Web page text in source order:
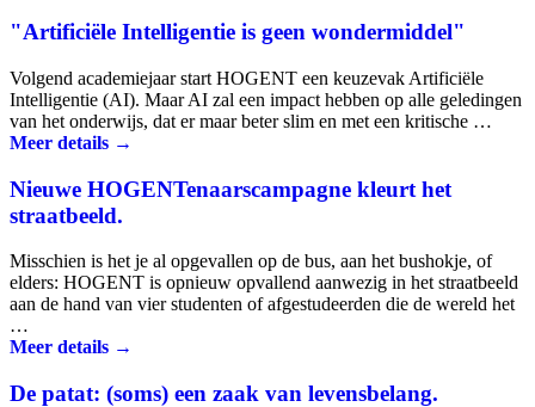
"Artificiële Intelligentie is geen wondermiddel"
Volgend academiejaar start HOGENT een keuzevak Artificiële
Intelligentie (AI). Maar AI zal een impact hebben op alle geledingen
van het onderwijs, dat er maar beter slim en met een kritische …
Meer details →
Nieuwe HOGENTenaarscampagne kleurt het
straatbeeld.
Misschien is het je al opgevallen op de bus, aan het bushokje, of
elders: HOGENT is opnieuw opvallend aanwezig in het straatbeeld
aan de hand van vier studenten of afgestudeerden die de wereld het
…
Meer details →
De patat: (soms) een zaak van levensbelang.